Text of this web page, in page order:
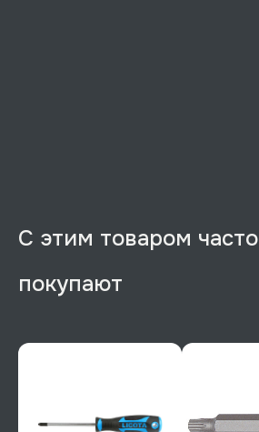
С этим товаром часто
покупают